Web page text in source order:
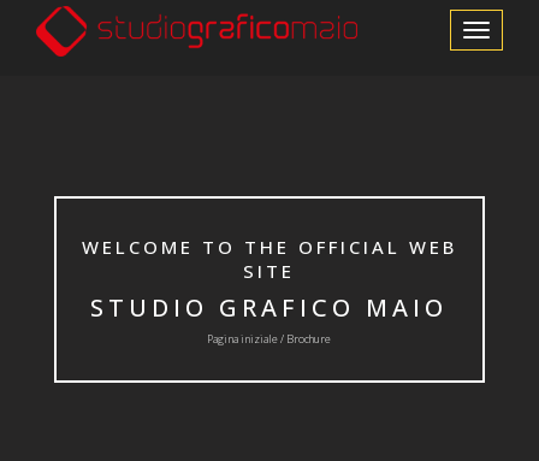
Cambia le
WELCOME TO THE OFFICIAL WEB
SITE
STUDIO GRAFICO MAIO
Pagina iniziale / Brochure